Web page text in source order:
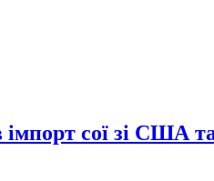
імпорт сої зі США